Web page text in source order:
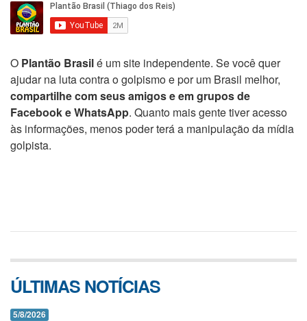
O Plantão Brasilé um site independente. Se você quer
ajudar na luta contra o golpismo e por um Brasil melhor,
compartilhe com seus amigos e em grupos de
Facebook e WhatsApp. Quanto mais gente tiver acesso
às informações, menos poder terá a manipulação da mídia
golpista.
ÚLTIMAS NOTÍCIAS
5/8/2026